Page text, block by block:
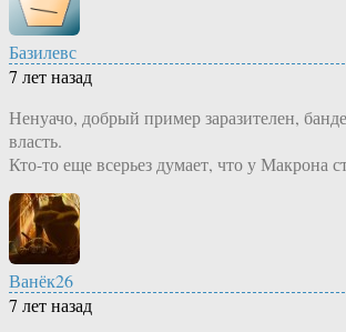
Базилевс
7 лет назад
Ненуачо, добрый пример заразителен,
власть.
Кто-то еще всерьез думает, что у Макрона
Ванёк26
7 лет назад